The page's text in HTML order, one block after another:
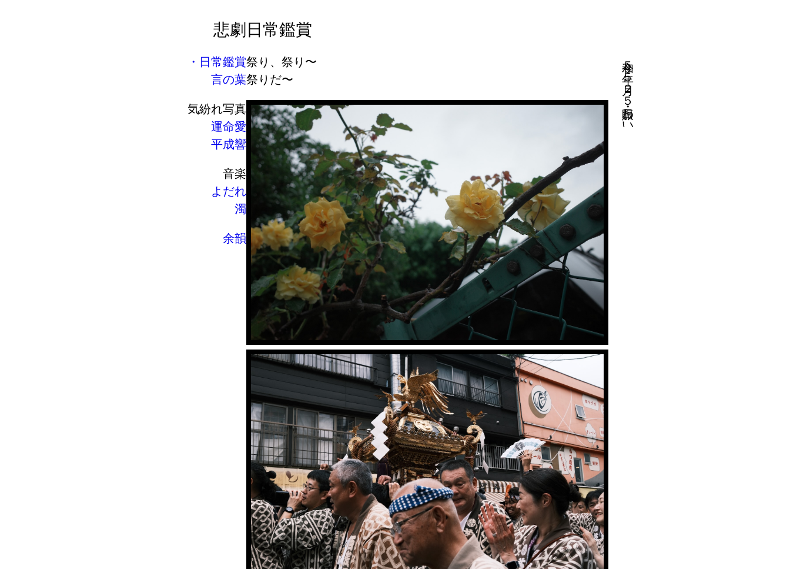
悲劇
日常鑑賞
言の葉
気紛れ写真
運命愛
平成響
音楽
よだれ
濁
余韻
日常鑑賞
令和５年５月２５日・賑わい
祭り、祭り〜
祭りだ〜